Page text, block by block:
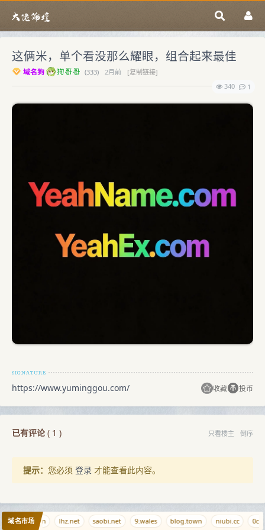
这俩米，单个看没那么耀眼，组合起来最佳
域名狗 (333) 2月前
[复制链接]
340
1
https://www.yuminggou.com/ 收藏 投币
已有评论( 1 ) 只看楼主 倒序
提示： 您必须 登录 才能查看此内容。
域名市场
mofa.yun lhz.net saobi.net 9.wales blog.town niubi.cc